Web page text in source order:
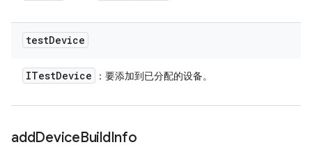
testDevice
ITestDevice ：要添加到已分配的设备。
addDeviceBuildInfo